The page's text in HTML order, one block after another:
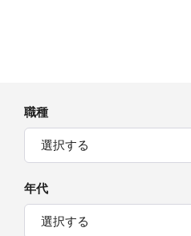
職種
選択する
年代
選択する